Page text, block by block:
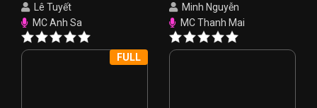
Lê Tuyết
MC Anh Sa
Minh Nguyễn
MC Thanh Mai
FULL